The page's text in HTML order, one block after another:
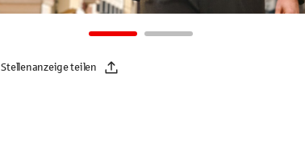
Stellenanzeige teilen